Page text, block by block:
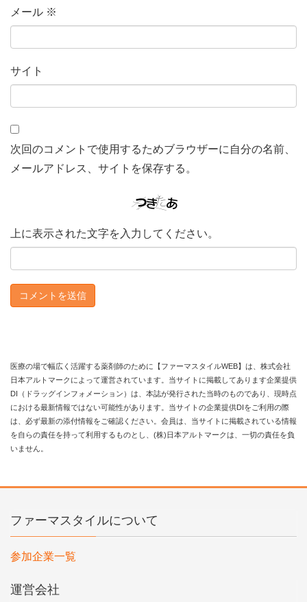
メール ※
サイト
次回のコメントで使用するためブラウザーに自分の名前、
メールアドレス、サイトを保存する。
上に表示された文字を入力してください。
医療の場で幅広く活躍する薬剤師のために【ファーマスタイルWEB】は、株式会社
日本アルトマークによって運営されています。当サイトに掲載してあります企業提供
DI（ドラッグインフォメーション）は、本誌が発行された当時のものであり、現時点
における最新情報ではない可能性があります。当サイトの企業提供DIをご利用の際
は、必ず最新の添付情報をご確認ください。会員は、当サイトに掲載されている情報
を自らの責任を持って利用するものとし、(株)日本アルトマークは、一切の責任を負
いません。
ファーマスタイルについて
参加企業一覧
運営会社